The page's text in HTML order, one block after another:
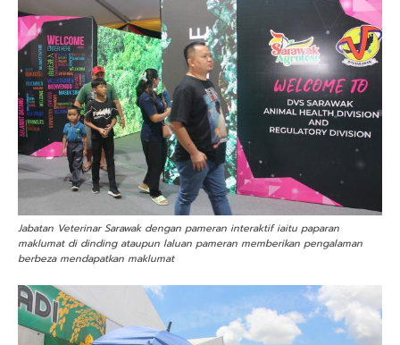
Jabatan Veterinar Sarawak dengan pameran interaktif iaitu paparan
maklumat di dinding ataupun laluan pameran memberikan pengalaman
berbeza mendapatkan maklumat